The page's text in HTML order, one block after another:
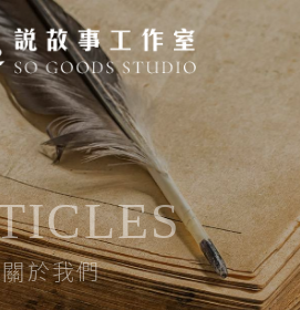
關於我們